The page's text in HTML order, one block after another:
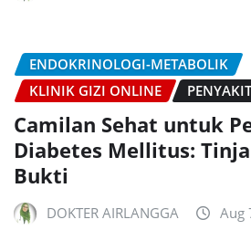
ENDOKRINOLOGI-METABOLIK
KLINIK GIZI ONLINE
Camilan Sehat untuk
Diabetes Mellitus:
Bukti
DOKTER AIRLANGGA Aug